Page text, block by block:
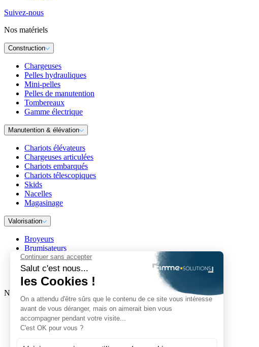
Suivez-nous
Nos matériels
Construction
Chargeuses
Pelles hydrauliques
Mini-pelles
Pelles de manutention
Tombereaux
Gamme électrique
Manutention & élévation
Chariots élévateurs
Chargeuses articulées
Chariots embarqués
Chariots télescopiques
Skids
Nacelles
Magasinage
Valorisation
Broyeurs
Brumisateurs
Concasseurs
Convoyeurs
Cribles & scalpeurs
Nos marques
VOLVO
Manitou
Toyota